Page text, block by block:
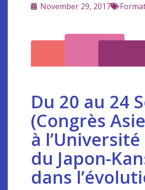
November 29, 2017
Du 20 au 24
(Congrès
à
du Japon-
dans